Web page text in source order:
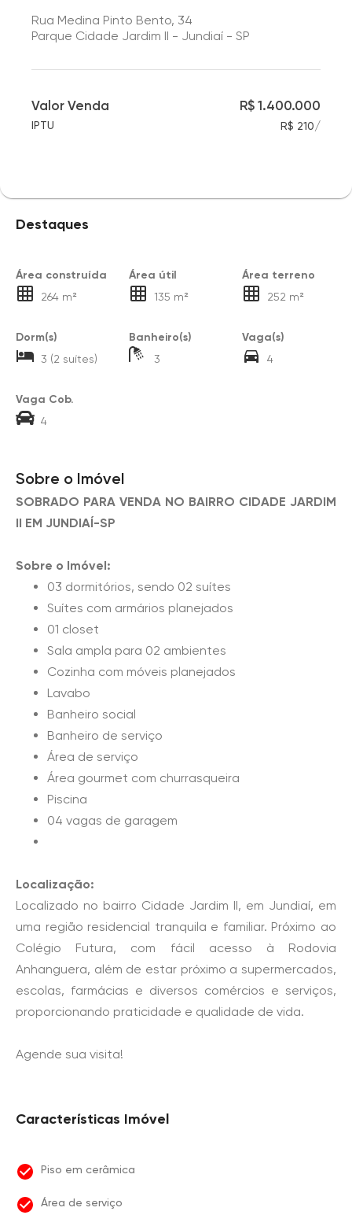
Rua Medina Pinto Bento, 34
Parque Cidade Jardim II - Jundiaí - SP
Valor Venda R$ 1.400.000
IPTU R$ 210/
Destaques
Área construída
264 m²
Área útil
135 m²
Área terreno
252 m²
Dorm(s)
3 (2 suítes)
Banheiro(s)
3
Vaga(s)
4
Vaga Cob.
4
Sobre o Imóvel
SOBRADO PARA VENDA NO BAIRRO CIDADE JARDIM
II EM JUNDIAÍ-SP
Sobre o Imóvel:
03 dormitórios, sendo 02 suítes
Suítes com armários planejados
01 closet
Sala ampla para 02 ambientes
Cozinha com móveis planejados
Lavabo
Banheiro social
Banheiro de serviço
Área de serviço
Área gourmet com churrasqueira
Piscina
04 vagas de garagem
Localização:
Localizado no bairro Cidade Jardim II, em Jundiaí, em
uma região residencial tranquila e familiar. Próximo ao
Colégio Futura, com fácil acesso à Rodovia
Anhanguera, além de estar próximo a supermercados,
escolas, farmácias e diversos comércios e serviços,
proporcionando praticidade e qualidade de vida.
Agende sua visita!
Características Imóvel
Piso em cerâmica
Área de serviço